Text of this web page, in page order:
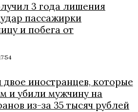
3 года лишения
пассажирки
и побега от
двое иностранцев, которые
и убили мужчину на
из-за 35 тысяч рублей